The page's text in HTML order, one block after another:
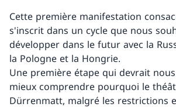
Cette première manifestation
s'inscrit dans un cycle que nous
développer dans le futur avec la
la Pologne et la Hongrie.
Une première étape qui devrait
mieux comprendre pourquoi le
Dürrenmatt, malgré les restrictions